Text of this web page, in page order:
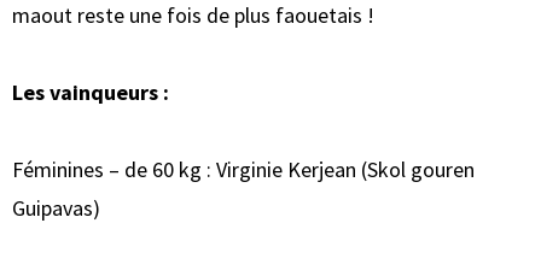
maout reste une fois de plus faouetais !
Les vainqueurs :
Féminines – de 60 kg : Virginie Kerjean (Skol gouren
Guipavas)